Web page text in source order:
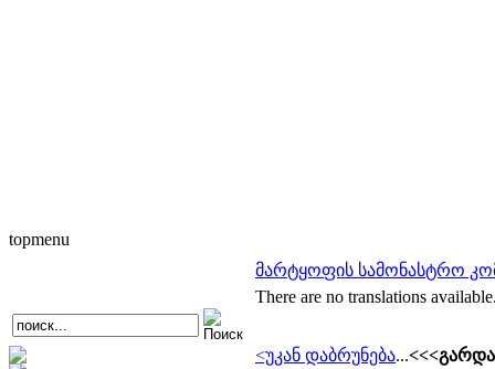
topmenu
მარტყოფის სამონასტრო
There are no translations
<უკან დაბრუნება...